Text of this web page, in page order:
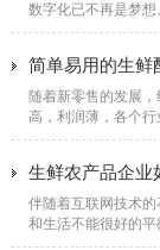
数字化已不再是梦
简单易用的生鲜
随着新零售的发展
高，利润薄，各个
生鲜农产品企业
伴随着互联网技术
和生活不能很好的